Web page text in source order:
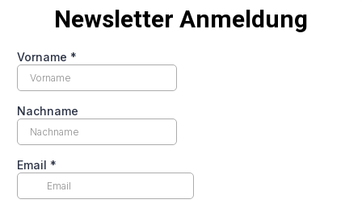
Newsletter Anmeldung
Vorname *
Nachname
Email *